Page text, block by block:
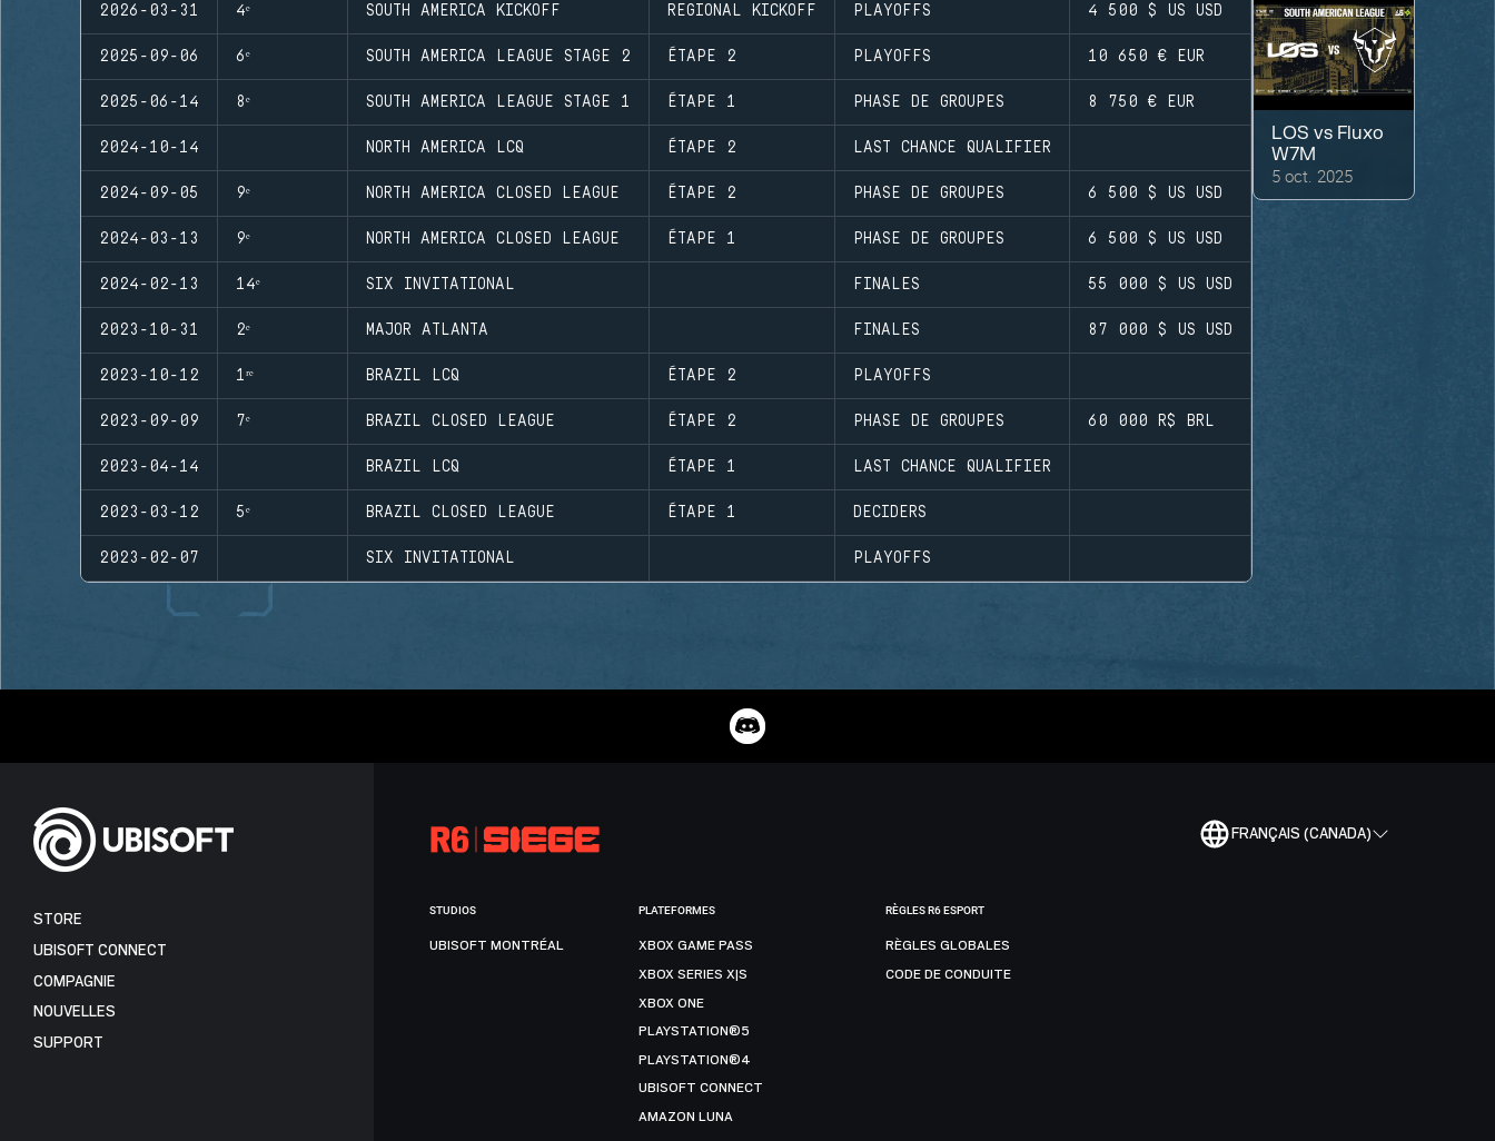
2026-03-31 4ᵉ SOUTH AMERICA KICKOFF REGIONAL KICKOFF PLAYOFFS 4 500 $ US USD
2025-09-06 6ᵉ SOUTH AMERICA LEAGUE STAGE 2 ÉTAPE 2 PLAYOFFS 10 650 € EUR
2025-06-14 8ᵉ SOUTH AMERICA LEAGUE STAGE 1 ÉTAPE 1 PHASE DE GROUPES 8 750 € EUR
2024-10-14 NORTH AMERICA LCQ ÉTAPE 2 LAST CHANCE QUALIFIER
2024-09-05 9ᵉ NORTH AMERICA CLOSED LEAGUE ÉTAPE 2 PHASE DE GROUPES 6 500 $ US USD
2024-03-13 9ᵉ NORTH AMERICA CLOSED LEAGUE ÉTAPE 1 PHASE DE GROUPES 6 500 $ US USD
2024-02-13 14ᵉ SIX INVITATIONAL FINALES 55 000 $ US USD
2023-10-31 2ᵉ MAJOR ATLANTA FINALES 87 000 $ US USD
2023-10-12 1ʳᵉ BRAZIL LCQ ÉTAPE 2 PLAYOFFS
2023-09-09 7ᵉ BRAZIL CLOSED LEAGUE ÉTAPE 2 PHASE DE GROUPES 60 000 R$ BRL
2023-04-14 BRAZIL LCQ ÉTAPE 1 LAST CHANCE QUALIFIER
2023-03-12 5ᵉ BRAZIL CLOSED LEAGUE ÉTAPE 1 DECIDERS
2023-02-07 SIX INVITATIONAL PLAYOFFS
LOS vs Fluxo
W7M
5 oct. 2025
FRANÇAIS (CANADA)
STORE
UBISOFT CONNECT
COMPAGNIE
NOUVELLES
SUPPORT
STUDIOS
UBISOFT MONTRÉAL
PLATEFORMES
XBOX GAME PASS
XBOX SERIES X|S
XBOX ONE
PLAYSTATION®5
PLAYSTATION®4
UBISOFT CONNECT
AMAZON LUNA
RÈGLES R6 ESPORT
RÈGLES GLOBALES
CODE DE CONDUITE